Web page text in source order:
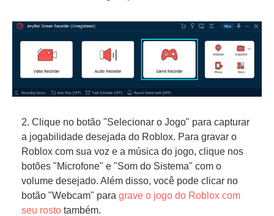
2. Clique no botão "Selecionar o Jogo" para capturar
a jogabilidade desejada do Roblox. Para gravar o
Roblox com sua voz e a música do jogo, clique nos
botões "Microfone" e "Som do Sistema" com o
volume desejado. Além disso, você pode clicar no
botão "Webcam" para grave o jogo do Roblox com
seu rosto também.